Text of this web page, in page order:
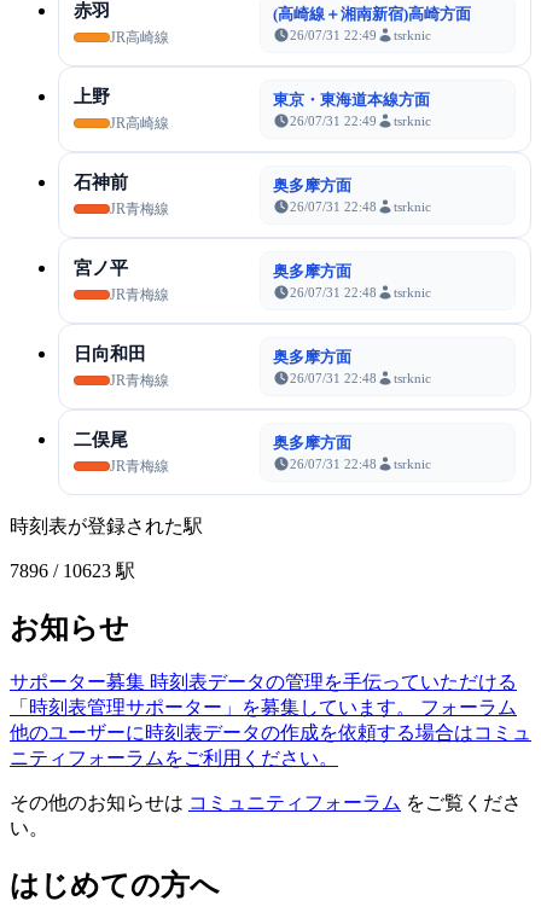
赤羽
JR高崎線
(高崎線＋湘南新宿)高崎方面
26/07/31 22:49 tsrknic
上野
JR高崎線
東京・東海道本線方面
26/07/31 22:49 tsrknic
石神前
JR青梅線
奥多摩方面
26/07/31 22:48 tsrknic
宮ノ平
JR青梅線
奥多摩方面
26/07/31 22:48 tsrknic
日向和田
JR青梅線
奥多摩方面
26/07/31 22:48 tsrknic
二俣尾
JR青梅線
奥多摩方面
26/07/31 22:48 tsrknic
時刻表が登録された駅
7896 / 10623 駅
お知らせ
サポーター募集 時刻表データの管理を手伝っていただける
「時刻表管理サポーター」を募集しています。
フォーラム
他のユーザーに時刻表データの作成を依頼する場合はコミュ
ニティフォーラムをご利用ください。
その他のお知らせは コミュニティフォーラム をご覧くださ
い。
はじめての方へ